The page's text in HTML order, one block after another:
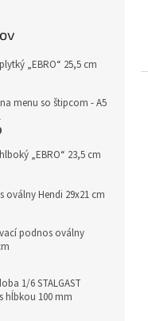
„EBRO“ 25,5 cm
menu so štipcom - A5
„EBRO“ 23,5 cm
oválny Hendi 29x21 cm
podnos oválny
1/6 STALGAST
hĺbkou 100 mm